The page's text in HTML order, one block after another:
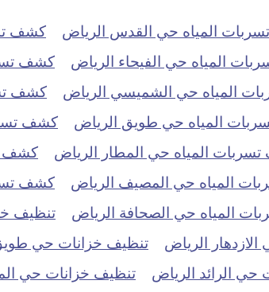
المياه حي القدس الرياض
كشف
المياه حي الفيحاء الرياض
كشف
المياه حي الشميسي الرياض
كشف
المياه حي طويق الرياض
كشف
المياه حي المطار الرياض
كشف
المياه حي المصيف الرياض
كشف
المياه حي الصحافة الرياض
تنظيف
الرياض تنظيف خزانات حي
الرائد الرياض تنظيف خزانات حي